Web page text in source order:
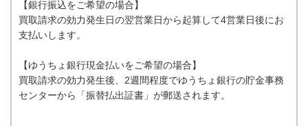
【銀行振込をご希望の場合】
買取請求の効力発生日の翌営業日から起算して4営業日後にお
支払いします。
【ゆうちょ銀行現金払いをご希望の場合】
買取請求の効力発生後、2週間程度でゆうちょ銀行の貯金事務
センターから「振替払出証書」が郵送されます。